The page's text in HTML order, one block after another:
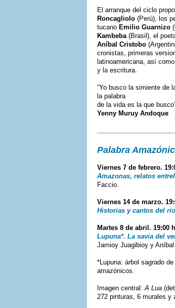
El arranque del ciclo
Roncagliolo (Perú), los
tucano Emilio Guarnizo
Kambeba(Brasil), el
Aníbal Cristobo
cronistas, primeras
latinoamericana, así
y la escritura.
“Yo busco la simiente de
la palabra
de la vida es la que
Yenny Muruy Andoque
Palabra
Viernes 7 de febrero.
Amazonas, relatos
Faccio.
Viernes 14 de marzo.
Historias y cantos del río
Martes 8 de abril. 19:00
Lupuna*. La savia del
Jamioy Juagibioy y Aníbal
*Lupuna: árbol sagrado
amazónicos.
Imagen central: A Lua
272 pinturas, 6 murales y